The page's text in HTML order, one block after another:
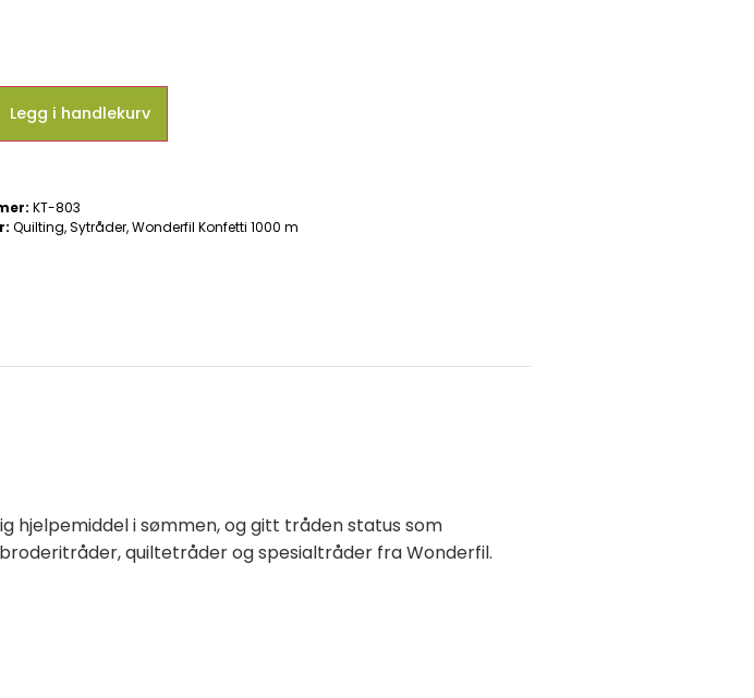
Legg i handlekurv
KT-803
Quilting,Sytråder,Wonderfil Konfetti 1000 m
i sømmen, og gitt tråden status som
quiltetråder og spesialtråder fra Wonderfil.